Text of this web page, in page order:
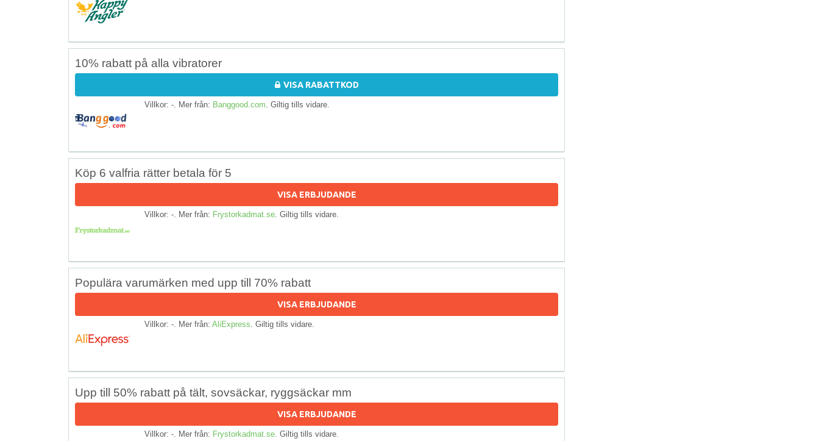
10% rabatt på alla vibratorer
VISA RABATTKOD
Villkor: -. Mer från: Banggood.com . Giltig tills vidare.
Köp 6 valfria rätter betala för 5
VISA ERBJUDANDE
Villkor: -. Mer från: Frystorkadmat.se . Giltig tills vidare.
Populära varumärken med upp till 70% rabatt
VISA ERBJUDANDE
Villkor: -. Mer från: AliExpress . Giltig tills vidare.
Upp till 50% rabatt på tält, sovsäckar, ryggsäckar mm
VISA ERBJUDANDE
Villkor: -. Mer från: Frystorkadmat.se . Giltig tills vidare.